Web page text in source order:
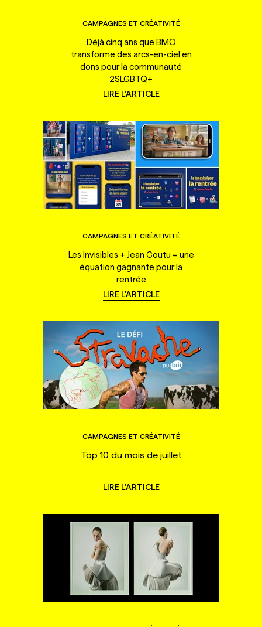
CAMPAGNES ET CRÉATIVITÉ
Déjà cinq ans que BMO
transforme des arcs-en-ciel en
dons pour la communauté
2SLGBTQ+
LIRE L'ARTICLE
CAMPAGNES ET CRÉATIVITÉ
Les Invisibles + Jean Coutu = une
équation gagnante pour la
rentrée
LIRE L'ARTICLE
CAMPAGNES ET CRÉATIVITÉ
Top 10 du mois de juillet
LIRE L'ARTICLE